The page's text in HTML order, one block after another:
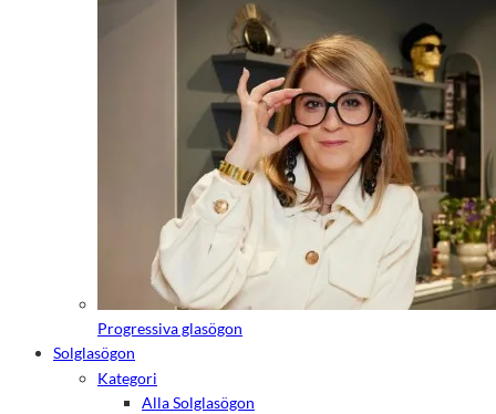
Progressiva glasögon
Solglasögon
Kategori
Alla Solglasögon